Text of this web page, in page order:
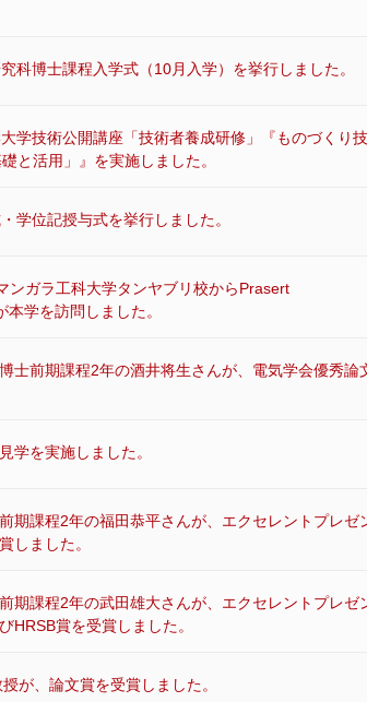
科博士課程入学式（10月入学）を挙行しました。
学技術公開講座「技術者養成研修」『ものづくり技
と活用」』を実施しました。
学位記授与式を挙行しました。
ンガラ工科大学タンヤブリ校からPrasert
学を訪問しました。
士前期課程2年の酒井将生さんが、電気学会優秀論
学を実施しました。
期課程2年の福田恭平さんが、エクセレントプレゼ
しました。
期課程2年の武田雄大さんが、エクセレントプレゼ
HRSB賞を受賞しました。
が、論文賞を受賞しました。